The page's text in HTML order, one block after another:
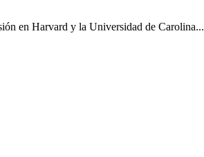
en Harvard y la Universidad de Carolina...